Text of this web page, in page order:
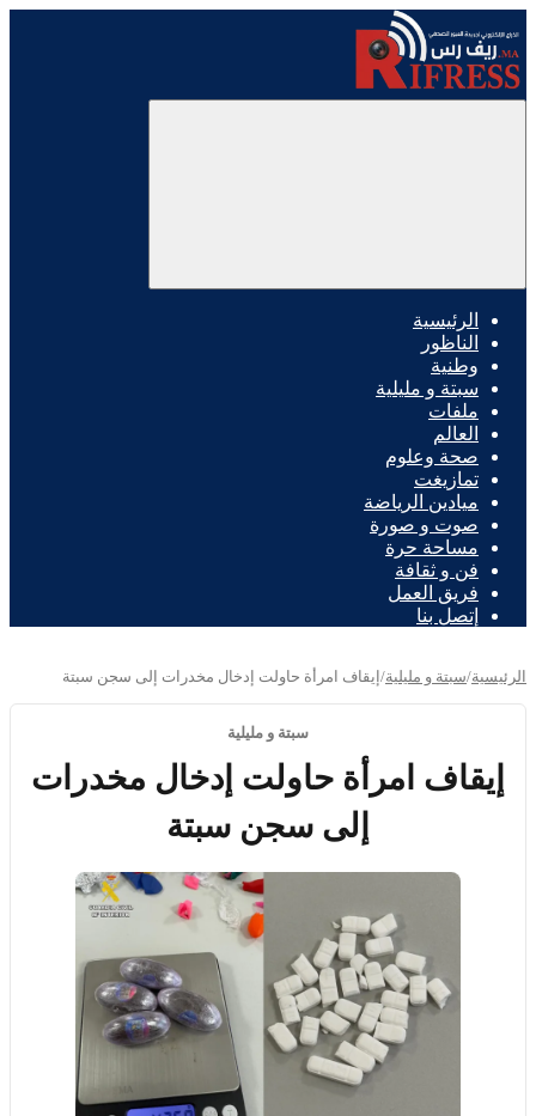
الرئيسية
الناظور
وطنية
سبتة و مليلية
ملفات
العالم
صحة وعلوم
تمازيغت
ميادين الرياضة
صوت و صورة
مساحة حرة
فن و ثقافة
فريق العمل
إتصل بنا
الرئيسية/سبتة و مليلية/ إيقاف امرأة حاولت إدخال مخدرات إلى سجن سبتة
سبتة و مليلية
إيقاف امرأة حاولت إدخال مخدرات
إلى سجن سبتة